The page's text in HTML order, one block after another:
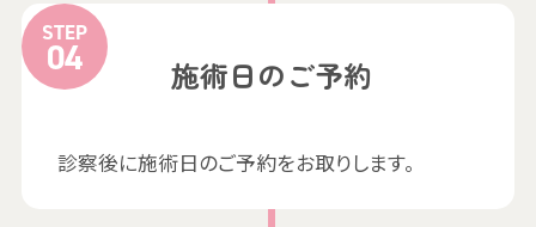
STEP
施術日のご予約
診察後に施術日のご予約をお取りします。